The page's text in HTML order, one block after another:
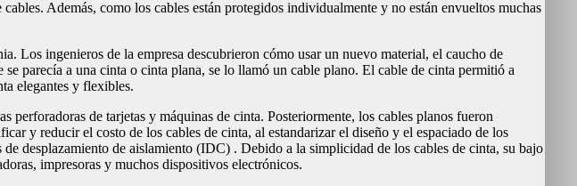
Además, como los cables están protegidos individualmente y no están envueltos muchas
ingenieros de la empresa descubrieron cómo usar un nuevo material, el caucho de
parecía a una cinta o cinta plana, se lo llamó un cable plano. El cable de cinta permitió a
elegantes y flexibles.
perforadoras de tarjetas y máquinas de cinta. Posteriormente, los cables planos fueron
y reducir el costo de los cables de cinta, al estandarizar el diseño y el espaciado de los
desplazamiento de aislamiento (IDC) . Debido a la simplicidad de los cables de cinta, su bajo
impresoras y muchos dispositivos electrónicos.